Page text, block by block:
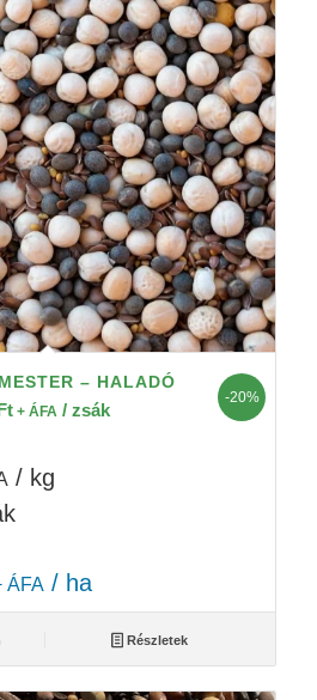
– HALADÓ
Current
19
000 Ft.
+ ÁFA / zsák
-20%
/ kg
ÁFA/ ha
Részletek